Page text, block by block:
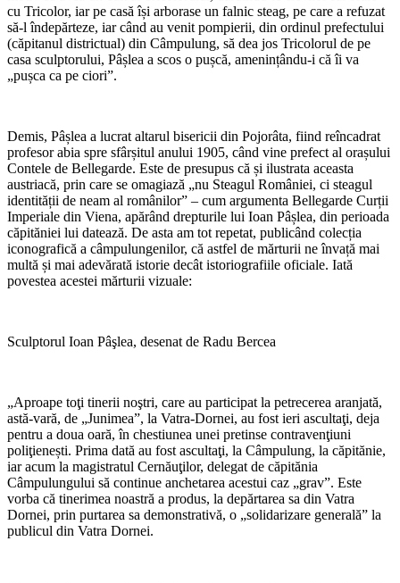
cu Tricolor, iar pe casă își arborase un falnic steag, pe care a refuzat
să-l îndepărteze, iar când au venit pompierii, din ordinul prefectului
(căpitanul districtual) din Câmpulung, să dea jos Tricolorul de pe
casa sculptorului, Pâșlea a scos o pușcă, amenințându-i că îi va
„pușca ca pe ciori”.
Demis, Pâșlea a lucrat altarul bisericii din Pojorâta, fiind reîncadrat
profesor abia spre sfârșitul anului 1905, când vine prefect al orașului
Contele de Bellegarde. Este de presupus că și ilustrata aceasta
austriacă, prin care se omagiază „nu Steagul României, ci steagul
identității de neam al românilor” – cum argumenta Bellegarde Curții
Imperiale din Viena, apărând drepturile lui Ioan Pâșlea, din perioada
căpităniei lui datează. De asta am tot repetat, publicând colecția
iconografică a câmpulungenilor, că astfel de mărturii ne învață mai
multă și mai adevărată istorie decât istoriografiile oficiale. Iată
povestea acestei mărturii vizuale:
Sculptorul Ioan Pâşlea, desenat de Radu Bercea
„Aproape toţi tinerii noştri, care au participat la petrecerea aranjată,
astă-vară, de „Junimea”, la Vatra-Dornei, au fost ieri ascultaţi, deja
pentru a doua oară, în chestiunea unei pretinse contravenţiuni
poliţienești. Prima dată au fost ascultaţi, la Câmpulung, la căpitănie,
iar acum la magistratul Cernăuţilor, delegat de căpitănia
Câmpulungului să continue anchetarea acestui caz „grav”. Este
vorba că tinerimea noastră a produs, la depărtarea sa din Vatra
Dornei, prin purtarea sa demonstrativă, o „solidarizare generală” la
publicul din Vatra Dornei.